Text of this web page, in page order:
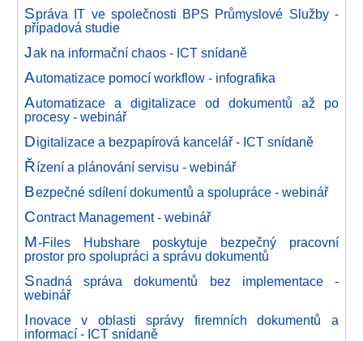
Správa IT ve společnosti BPS Průmyslové Služby -
případová studie
Jak na informační chaos - ICT snídaně
Automatizace pomocí workflow - infografika
Automatizace a digitalizace od dokumentů až po
procesy - webinář
Digitalizace a bezpapírová kancelář - ICT snídaně
Řízení a plánování servisu - webinář
Bezpečné sdílení dokumentů a spolupráce - webinář
Contract Management - webinář
M-Files Hubshare poskytuje bezpečný pracovní
prostor pro spolupráci a správu dokumentů
Snadná správa dokumentů bez implementace -
webinář
Inovace v oblasti správy firemních dokumentů a
informací - ICT snídaně